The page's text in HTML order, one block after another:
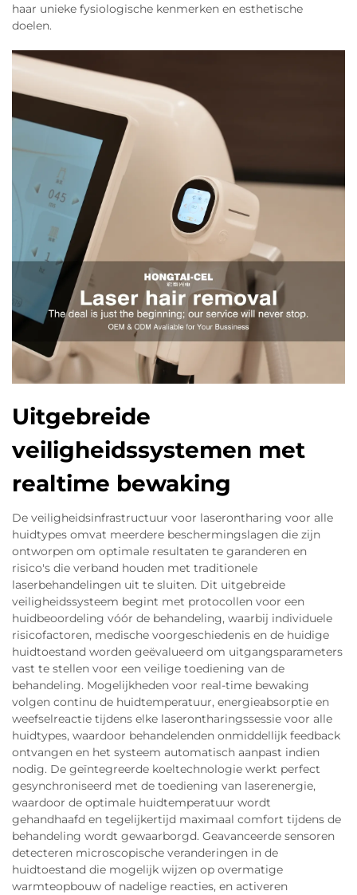
haar unieke fysiologische kenmerken en esthetische
doelen.
Uitgebreide
veiligheidssystemen met
realtime bewaking
De veiligheidsinfrastructuur voor laserontharing voor alle
huidtypes omvat meerdere beschermingslagen die zijn
ontworpen om optimale resultaten te garanderen en
risico's die verband houden met traditionele
laserbehandelingen uit te sluiten. Dit uitgebreide
veiligheidssysteem begint met protocollen voor een
huidbeoordeling vóór de behandeling, waarbij individuele
risicofactoren, medische voorgeschiedenis en de huidige
huidtoestand worden geëvalueerd om uitgangsparameters
vast te stellen voor een veilige toediening van de
behandeling. Mogelijkheden voor real-time bewaking
volgen continu de huidtemperatuur, energieabsorptie en
weefselreactie tijdens elke laserontharingssessie voor alle
huidtypes, waardoor behandelenden onmiddellijk feedback
ontvangen en het systeem automatisch aanpast indien
nodig. De geïntegreerde koeltechnologie werkt perfect
gesynchroniseerd met de toediening van laserenergie,
waardoor de optimale huidtemperatuur wordt
gehandhaafd en tegelijkertijd maximaal comfort tijdens de
behandeling wordt gewaarborgd. Geavanceerde sensoren
detecteren microscopische veranderingen in de
huidtoestand die mogelijk wijzen op overmatige
warmteopbouw of nadelige reacties, en activeren